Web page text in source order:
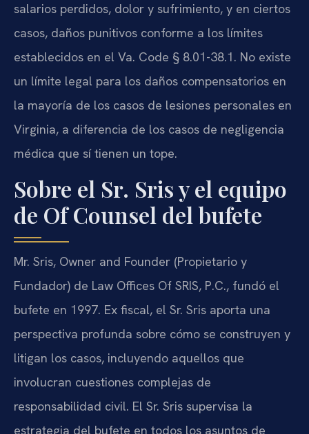
salarios perdidos, dolor y sufrimiento, y en ciertos
casos, daños punitivos conforme a los límites
establecidos en el Va. Code § 8.01-38.1. No existe
un límite legal para los daños compensatorios en
la mayoría de los casos de lesiones personales en
Virginia, a diferencia de los casos de negligencia
médica que sí tienen un tope.
Sobre el Sr. Sris y el equipo
de Of Counsel del bufete
Mr. Sris, Owner and Founder (Propietario y
Fundador) de Law Offices Of SRIS, P.C., fundó el
bufete en 1997. Ex fiscal, el Sr. Sris aporta una
perspectiva profunda sobre cómo se construyen y
litigan los casos, incluyendo aquellos que
involucran cuestiones complejas de
responsabilidad civil. El Sr. Sris supervisa la
estrategia del bufete en todos los asuntos de